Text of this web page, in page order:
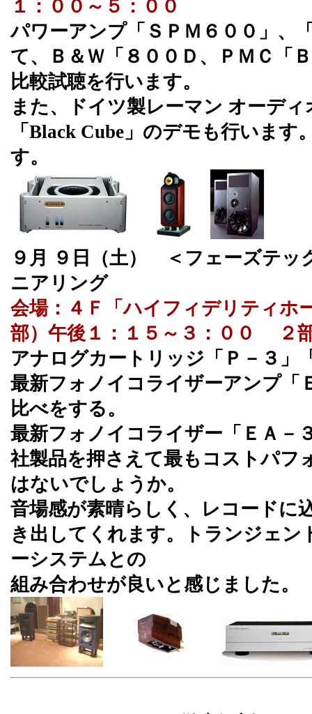
１：００～５：００
パワーアンプ「ＳＰＭ６００」、
て、Ｂ＆Ｗ「８００Ｄ、ＰＭＣ「
比較試聴を行います。
また、ドイツ製レーマン オーデ
「Black Cube」のデモも行いま
す。
９月 ９日（土） ＜フェーズテ
ニアリング
会場：４Ｆ「ハイフィデリティ
部）午後１：１５～３：００ ２
アナログカートリッジ「Ｐ－３」
最新フォノイコライザーアンプ「
比べをする。
最新フォノイコライザー「ＥＡ－
社製品を押さえて最もコストパフ
はないでしょうか。
音場感が素晴らしく、レコードに
き出してくれます。トランジェン
ーシステムとの
組み合わせが良いと感じました。